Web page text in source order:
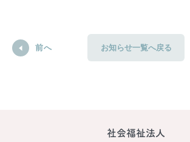
前へ お知らせ一覧へ戻る
社会福祉法人